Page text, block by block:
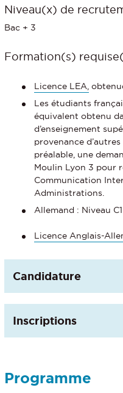
Niveau(x) de
Bac + 3
Formation(s)
Licence LEA,
Les étudiants
équivalent obtenu
d’enseignement
provenance
préalable, une
Moulin Lyon 3 pour
Communication
Administrations.
Allemand : Niveau C1
Licence Anglais-
Candidature
Inscriptions
Programme